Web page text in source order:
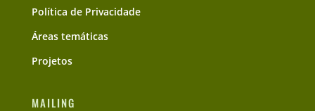
Política de Privacidade
Áreas temáticas
Projetos
MAILING